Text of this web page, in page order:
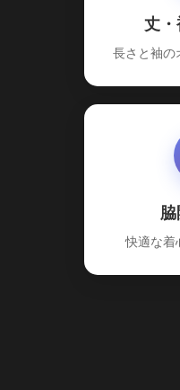
丈
長さと袖の
快適な着